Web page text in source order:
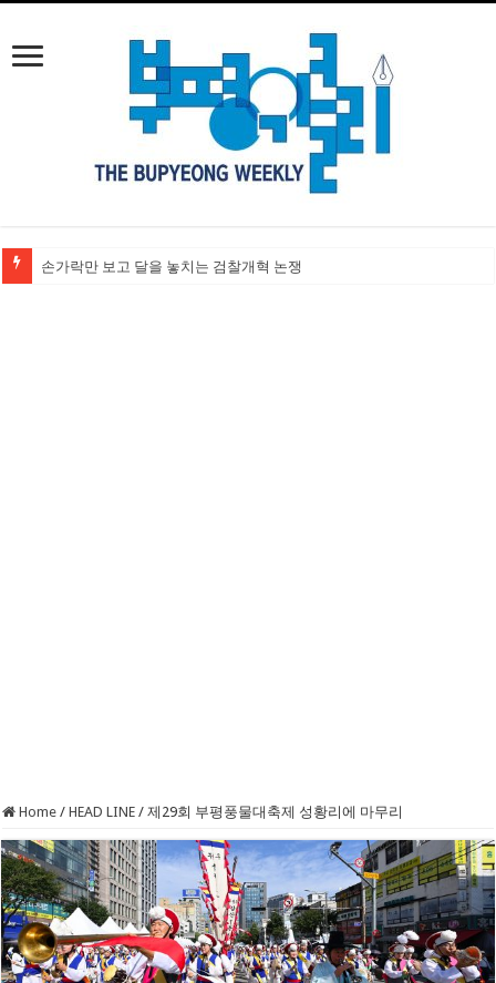
손가락만 보고 달을 놓치는 검찰개혁 논쟁
Home / HEAD LINE / 제29회 부평풍물대축제 성황리에 마무리